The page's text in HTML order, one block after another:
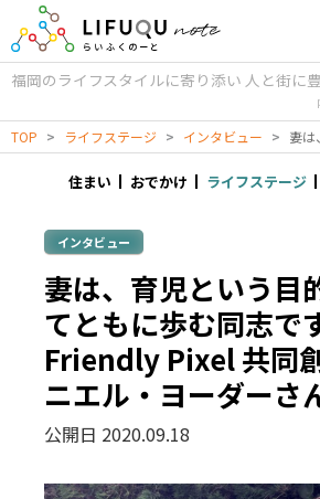
福岡のライフスタイルに寄り添い 人と街に
TOP > ライフステージ > インタビュー >
住まい おでかけ ライフステージ
インタビュー
妻は、育児という目
てともに歩む同志で
Friendly Pixel 共同
ニエル・ヨーダーさ
公開日 2020.09.18